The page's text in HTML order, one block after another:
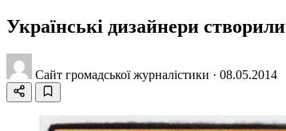
Українські дизайнери
Сайт громадської журналістики · 08.05.2014